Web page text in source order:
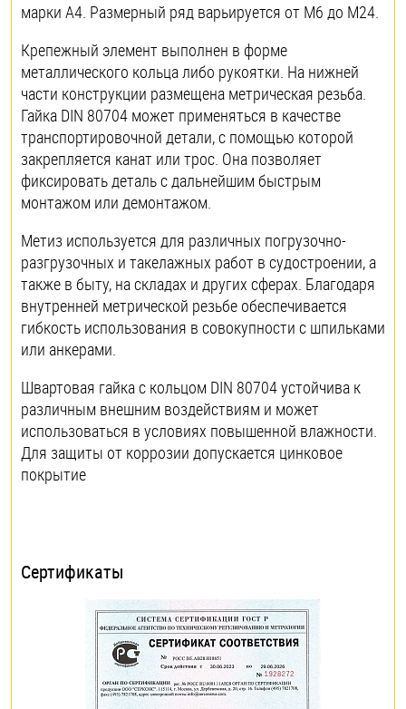
марки А4. Размерный ряд варьируется от М6 до М24.
Крепежный элемент выполнен в форме
металлического кольца либо рукоятки. На нижней
части конструкции размещена метрическая резьба.
Гайка DIN 80704 может применяться в качестве
транспортировочной детали, с помощью которой
закрепляется канат или трос. Она позволяет
фиксировать деталь с дальнейшим быстрым
монтажом или демонтажом.
Метиз используется для различных погрузочно-
разгрузочных и такелажных работ в судостроении, а
также в быту, на складах и других сферах. Благодаря
внутренней метрической резьбе обеспечивается
гибкость использования в совокупности с шпильками
или анкерами.
Швартовая гайка с кольцом DIN 80704 устойчива к
различным внешним воздействиям и может
использоваться в условиях повышенной влажности.
Для защиты от коррозии допускается цинковое
покрытие
Сертификаты